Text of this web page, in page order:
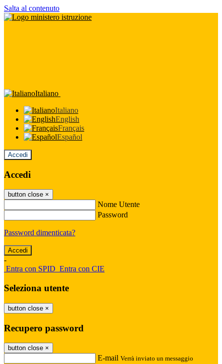
Salta al contenuto
Italiano
Italiano
English
Français
Español
Accedi
Accedi
button close ×
Nome Utente
Password
Password dimenticata?
-
Entra con SPID Entra con CIE
Seleziona utente
button close ×
Recupero password
button close ×
E-mail Verrà inviato un messaggio